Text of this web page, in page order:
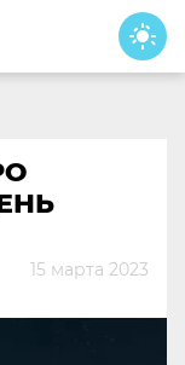
15 марта 2023